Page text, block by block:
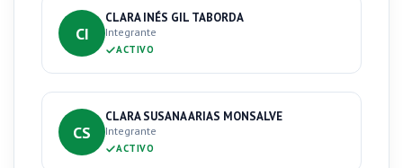
CI
CLARA INÉS GIL TABORDA
Integrante
ACTIVO
CS
CLARA SUSANA ARIAS MONSALVE
Integrante
ACTIVO